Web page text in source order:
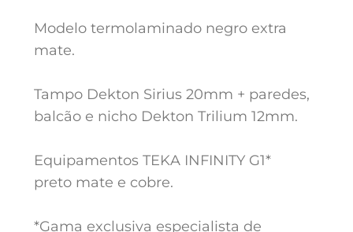
Modelo termolaminado negro extra
mate.
Tampo Dekton Sirius 20mm + paredes,
balcão e nicho Dekton Trilium 12mm.
Equipamentos TEKA INFINITY G1*
preto mate e cobre.
*Gama exclusiva especialista de